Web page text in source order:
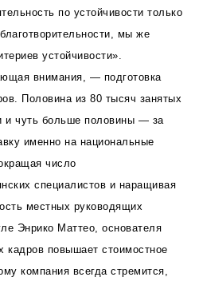
по устойчивости только
мы же
устойчивости».
внимания, — подготовка
Половина из 80 тысяч занятых
и чуть больше половины — за
именно на национальные
число
специалистов и наращивая
местных руководящих
Энрико Маттео, основателя
кадров повышает стоимостное
компания всегда стремится,